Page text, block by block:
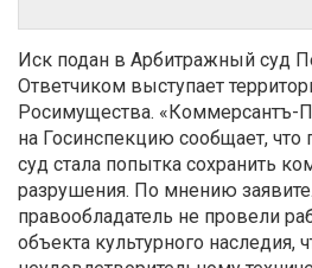
Иск подан в Арбитражный суд
Ответчиком выступает
Росимущества. «Коммерсантъ-
на Госинспекцию сообщает, что
суд стала попытка сохранить
разрушения. По мнению
правообладатель не провели
объекта культурного наследия,